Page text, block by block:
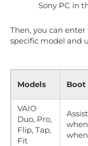
Sony PC in
Then, you can
specific model and
Models Boot
VAIO
Duo, Pro,
Flip, Tap,
Fit